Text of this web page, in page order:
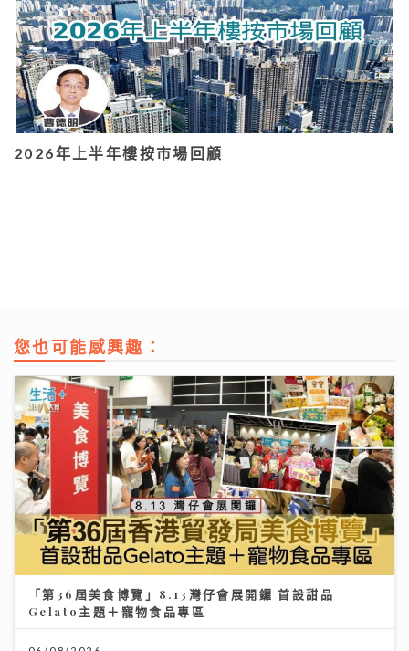
2026年上半年樓按市場回顧
您也可能感興趣：
「第36屆美食博覽」8.13灣仔會展開鑼 首設甜品
Gelato主題＋寵物食品專區